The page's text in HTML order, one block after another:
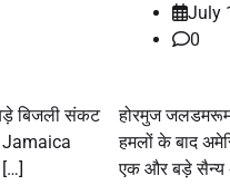
बिजली संकट
Jamaica
July
0
होरमुज
हमलों के बाद
एक और बड़े सैन्य